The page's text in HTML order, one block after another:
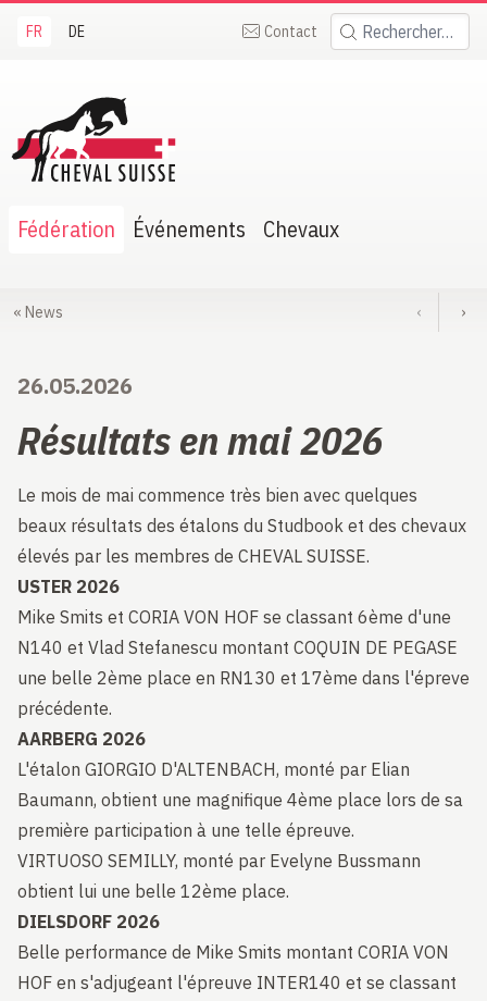
FR DE Contact Rechercher:
Suisse
Fédération Événements Chevaux
« News ‹ ›
26.05.2026
Résultats en mai 2026
Le mois de mai commence très bien avec quelques
beaux résultats des étalons du Studbook et des chevaux
élevés par les membres de CHEVAL SUISSE.
USTER 2026
Mike Smits et CORIA VON HOF se classant 6ème d'une
N140 et Vlad Stefanescu montant COQUIN DE PEGASE
une belle 2ème place en RN130 et 17ème dans l'épreve
précédente.
AARBERG 2026
L'étalon GIORGIO D'ALTENBACH, monté par Elian
Baumann, obtient une magnifique 4ème place lors de sa
première participation à une telle épreuve.
VIRTUOSO SEMILLY, monté par Evelyne Bussmann
obtient lui une belle 12ème place.
DIELSDORF 2026
Belle performance de Mike Smits montant CORIA VON
HOF en s'adjugeant l'épreuve INTER140 et se classant